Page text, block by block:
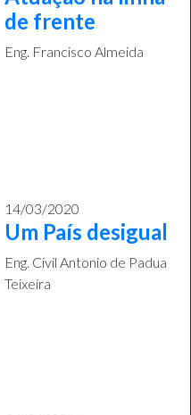
de frente
Eng. Francisco Almeida
14/03/2020
Um País desigual
Eng. Civil Antonio de Padua
Teixeira